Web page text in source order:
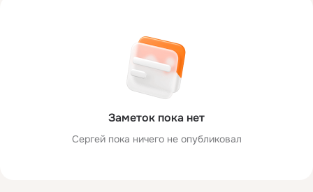
Заметок пока нет
Сергей пока ничего не опубликовал